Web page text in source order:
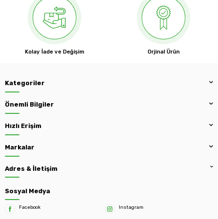
Kolay İade ve Değişim Orjinal Ürün
Kategoriler
Önemli Bilgiler
Hızlı Erişim
Markalar
Adres & İletişim
Sosyal Medya
Facebook Instagram